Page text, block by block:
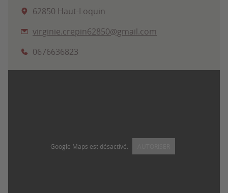
62850 Haut-Loquin
virginie.crepin62850@gmail.com
0676636823
Google Maps est désactivé.